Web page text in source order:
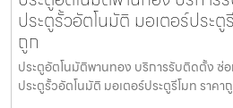
ประตูรั้วอัตโนมัติ มอเตอร์ประตู
ถูก
ประตูอัตโนมัติพานทอง บริการรับติดตั้ง ซ่อ
ประตูรั้วอัตโนมัติ มอเตอร์ประตูรีโมท ราค